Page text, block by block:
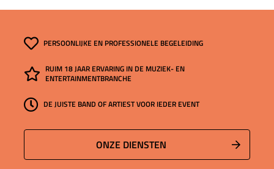
PERSOONLIJKE EN PROFESSIONELE BEGELEIDING
RUIM 18 JAAR ERVARING IN DE MUZIEK- EN
ENTERTAINMENTBRANCHE
DE JUISTE BAND OF ARTIEST VOOR IEDER EVENT
ONZE DIENSTEN